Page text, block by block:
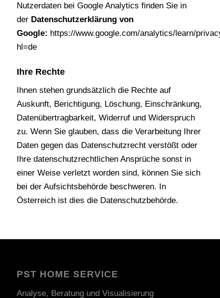
Nutzerdaten bei Google Analytics finden Sie in
der Datenschutzerklärung von
Google: https://www.google.com/analytics/learn/
hl=de
Ihre Rechte
Ihnen stehen grundsätzlich die Rechte auf
Auskunft, Berichtigung, Löschung, Einschränkung,
Datenübertragbarkeit, Widerruf und Widerspruch
zu. Wenn Sie glauben, dass die Verarbeitung Ihrer
Daten gegen das Datenschutzrecht verstößt oder
Ihre datenschutzrechtlichen Ansprüche sonst in
einer Weise verletzt worden sind, können Sie sich
bei der Aufsichtsbehörde beschweren. In
Österreich ist dies die Datenschutzbehörde.
PST HOME SERVICE
Analyse, Beratung und Visualisierung